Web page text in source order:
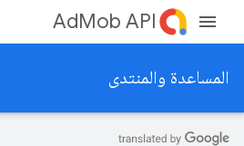
AdMob API
المساعدة والمنتدى